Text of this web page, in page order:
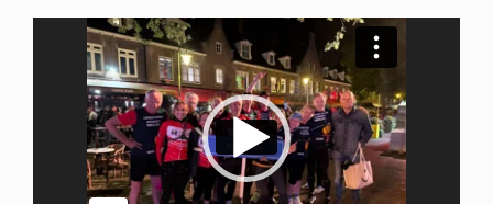
Videospeler